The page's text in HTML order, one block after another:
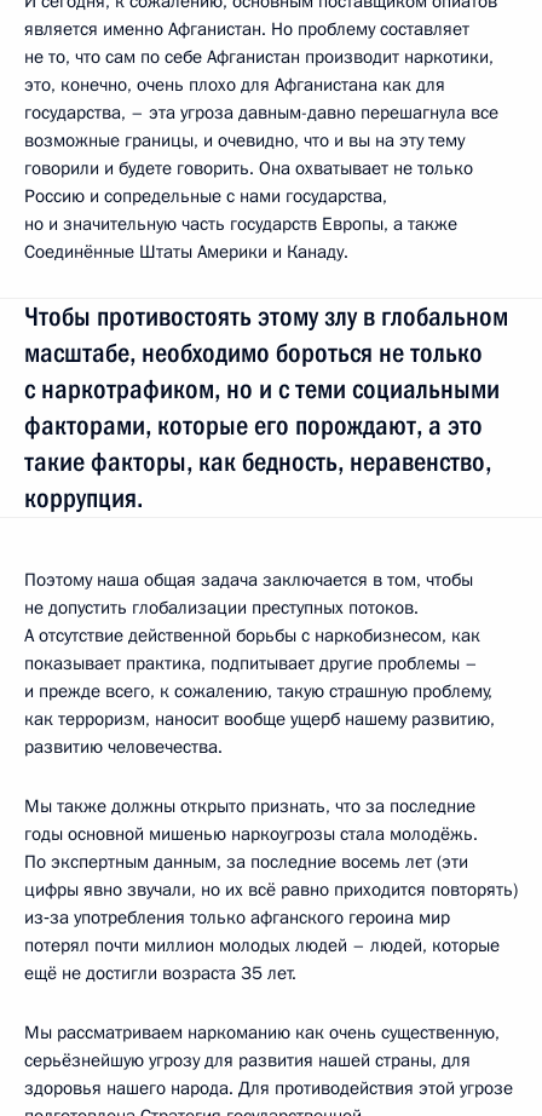
является именно Афганистан. Но проблему составляет
не то, что сам по себе Афганистан производит наркотики,
это, конечно, очень плохо для Афганистана как для
государства, – эта угроза давным-давно перешагнула все
возможные границы, и очевидно, что и вы на эту тему
говорили и будете говорить. Она охватывает не только
Россию и сопредельные с нами государства,
но и значительную часть государств Европы, а также
Соединённые Штаты Америки и Канаду.
Чтобы противостоять этому злу в глобальном
масштабе, необходимо бороться не только
с наркотрафиком, но и с теми социальными
факторами, которые его порождают, а это
такие факторы, как бедность, неравенство,
коррупция.
Поэтому наша общая задача заключается в том, чтобы
не допустить глобализации преступных потоков.
А отсутствие действенной борьбы с наркобизнесом, как
показывает практика, подпитывает другие проблемы –
и прежде всего, к сожалению, такую страшную проблему,
как терроризм, наносит вообще ущерб нашему развитию,
развитию человечества.
Мы также должны открыто признать, что за последние
годы основной мишенью наркоугрозы стала молодёжь.
По экспертным данным, за последние восемь лет (эти
цифры явно звучали, но их всё равно приходится повторять)
из‑за употребления только афганского героина мир
потерял почти миллион молодых людей – людей, которые
ещё не достигли возраста 35 лет.
Мы рассматриваем наркоманию как очень существенную,
серьёзнейшую угрозу для развития нашей страны, для
здоровья нашего народа. Для противодействия этой угрозе